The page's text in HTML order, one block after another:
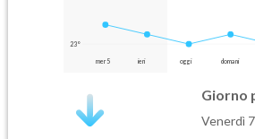
23°
mer 5 ieri oggi domani
Giorno
Venerdì 7